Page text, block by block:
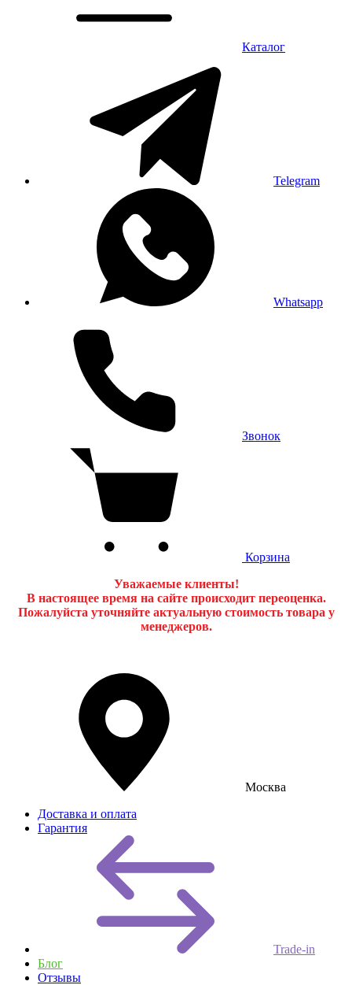
Каталог
Telegram
Whatsapp
Звонок
Корзина
Уважаемые клиенты!
В настоящее время на сайте происходит переоценка.
Пожалуйста уточняйте актуальную стоимость товара у
менеджеров.
Москва
Доставка и оплата
Гарантия
Trade-in
Блог
Отзывы